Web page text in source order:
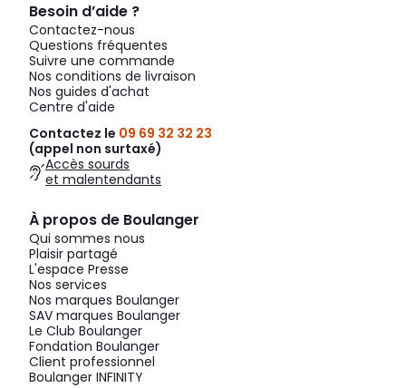
Besoin d’aide ?
Contactez-nous
Questions fréquentes
Suivre une commande
Nos conditions de livraison
Nos guides d'achat
Centre d'aide
Contactez le 09 69 32 32 23
(appel non surtaxé)
Accès sourds
et malentendants
À propos de Boulanger
Qui sommes nous
Plaisir partagé
L'espace Presse
Nos services
Nos marques Boulanger
SAV marques Boulanger
Le Club Boulanger
Fondation Boulanger
Client professionnel
Boulanger INFINITY